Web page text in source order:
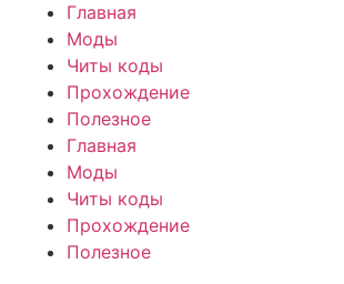
Главная
Моды
Читы коды
Прохождение
Полезное
Главная
Моды
Читы коды
Прохождение
Полезное